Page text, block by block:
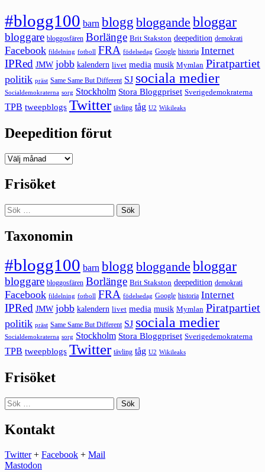
#blogg100 barn blogg bloggande bloggar
bloggare bloggosfären Borlänge Brit Stakston deepedition demokrati
Facebook fildelning fotboll FRA födelsedag Google historia Internet
IPRed JMW jobb kalendern livet media musik Mymlan Piratpartiet
politik präst Same Same But Different SJ sociala medier
Socialdemokraterna sorg Stockholm Stora Bloggpriset Sverigedemokraterna
TPB tweepblogs Twitter tävling tåg U2 Wikileaks
Deepedition förut
Deepedition
Frisöket
Sök
efter:
Taxonomin
#blogg100 barn blogg bloggande bloggar
bloggare bloggosfären Borlänge Brit Stakston deepedition demokrati
Facebook fildelning fotboll FRA födelsedag Google historia Internet
IPRed JMW jobb kalendern livet media musik Mymlan Piratpartiet
politik präst Same Same But Different SJ sociala medier
Socialdemokraterna sorg Stockholm Stora Bloggpriset Sverigedemokraterna
TPB tweepblogs Twitter tävling tåg U2 Wikileaks
Frisöket
Sök
efter:
Kontakt
Twitter+ Facebook + Mail
Mastodon